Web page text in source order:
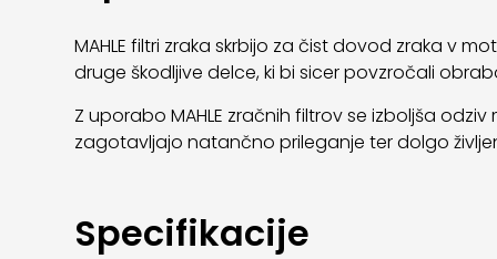
MAHLE filtri zraka skrbijo za čist dovod zraka v
druge škodljive delce, ki bi sicer povzročali
Z uporabo MAHLE zračnih filtrov se izboljša
zagotavljajo natančno prileganje ter dolgo
Specifikacije